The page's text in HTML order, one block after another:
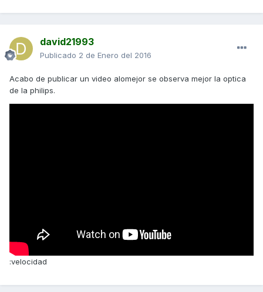
david21993
Publicado 2 de Enero del 2016
Acabo de publicar un video alomejor se observa mejor la optica
de la philips.
:velocidad